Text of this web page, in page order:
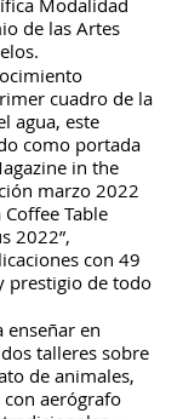
Modalidad
de las Artes
cuadro de la
agua, este
como portada
in the
marzo 2022
Table
2022”,
con 49
prestigio de todo
enseñar en
talleres sobre
de animales,
aerógrafo